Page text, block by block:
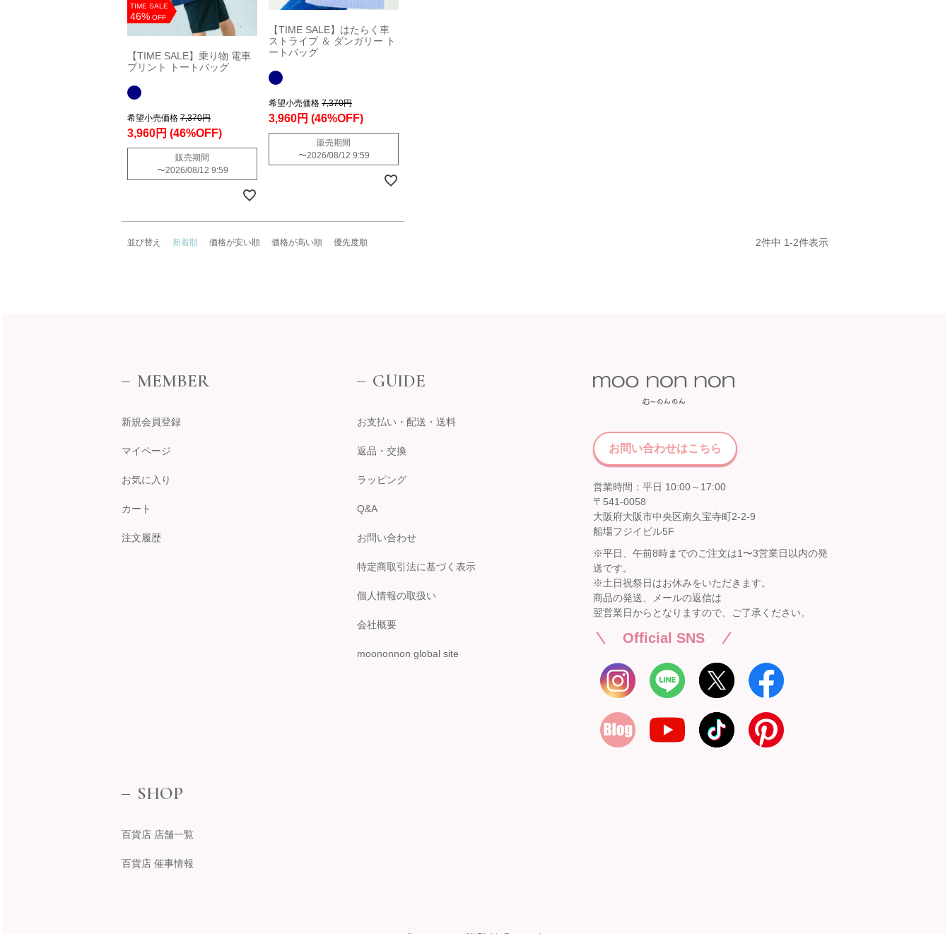
TIME SALE
46% OFF
【TIME SALE】乗り物 電車
プリント トートバッグ
希望小売価格 7,370円
3,960円 (46%OFF)
販売期間
〜2026/08/12 9:59
【TIME SALE】はたらく車
ストライプ ＆ ダンガリー ト
ートバッグ
希望小売価格 7,370円
3,960円 (46%OFF)
販売期間
〜2026/08/12 9:59
並び替え 新着順 価格が安い順 価格が高い順 優先度順 2件中 1-2件表示
MEMBER
新規会員登録
マイページ
お気に入り
カート
注文履歴
GUIDE
お支払い・配送・送料
返品・交換
ラッピング
Q&A
お問い合わせ
特定商取引法に基づく表示
個人情報の取扱い
会社概要
moononnon global site
お問い合わせはこちら
営業時間：平日 10:00～17:00
〒541-0058
大阪府大阪市中央区南久宝寺町2-2-9
船場フジイビル5F
※平日、午前8時までのご注文は1〜3営業日以内の発
送です。
※土日祝祭日はお休みをいただきます。
商品の発送、メールの返信は
翌営業日からとなりますので、ご了承ください。
Official SNS
SHOP
百貨店 店舗一覧
百貨店 催事情報